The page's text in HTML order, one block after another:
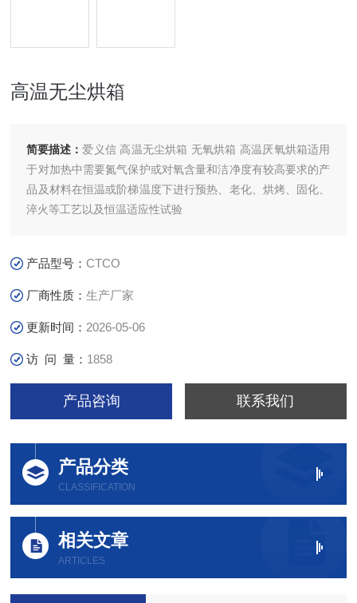
高温无尘烘箱
简要描述： 爱义信 高温无尘烘箱 无氧烘箱 高温厌氧烘箱适用
于对加热中需要氮气保护或对氧含量和洁净度有较高要求的产
品及材料在恒温或阶梯温度下进行预热、老化、烘烤、固化、
淬火等工艺以及恒温适应性试验
产品型号：CTCO
厂商性质：生产厂家
更新时间： 2026-05-06
访 问 量： 1858
产品咨询 联系我们
产品分类
CLASSIFICATION
相关文章
ARTICLES